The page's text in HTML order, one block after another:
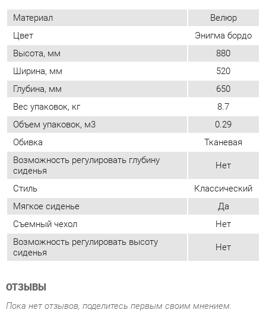
Ширина, мм
520
Глубина, мм
650
Вес упаковок, кг
8.7
Объем упаковок, м3
0.29
Обивка
Тканевая
Возможность регулировать глубину
сиденья Нет
Стиль
Классический
Мягкое сиденье
Да
Съемный чехол
Нет
Возможность регулировать высоту
сиденья
ОТЗЫВЫ
Пока нет отзывов, поделитесь первым своим мнением.
ПОХОЖИЕ ТОВАРЫ